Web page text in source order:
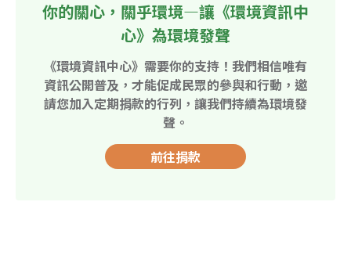
你的關心，關乎環境—讓《環境資訊中
心》為環境發聲
《環境資訊中心》需要你的支持！我們相信唯有
資訊公開普及，才能促成民眾的參與和行動，邀
請您加入定期捐款的行列，讓我們持續為環境發
聲。
前往捐款